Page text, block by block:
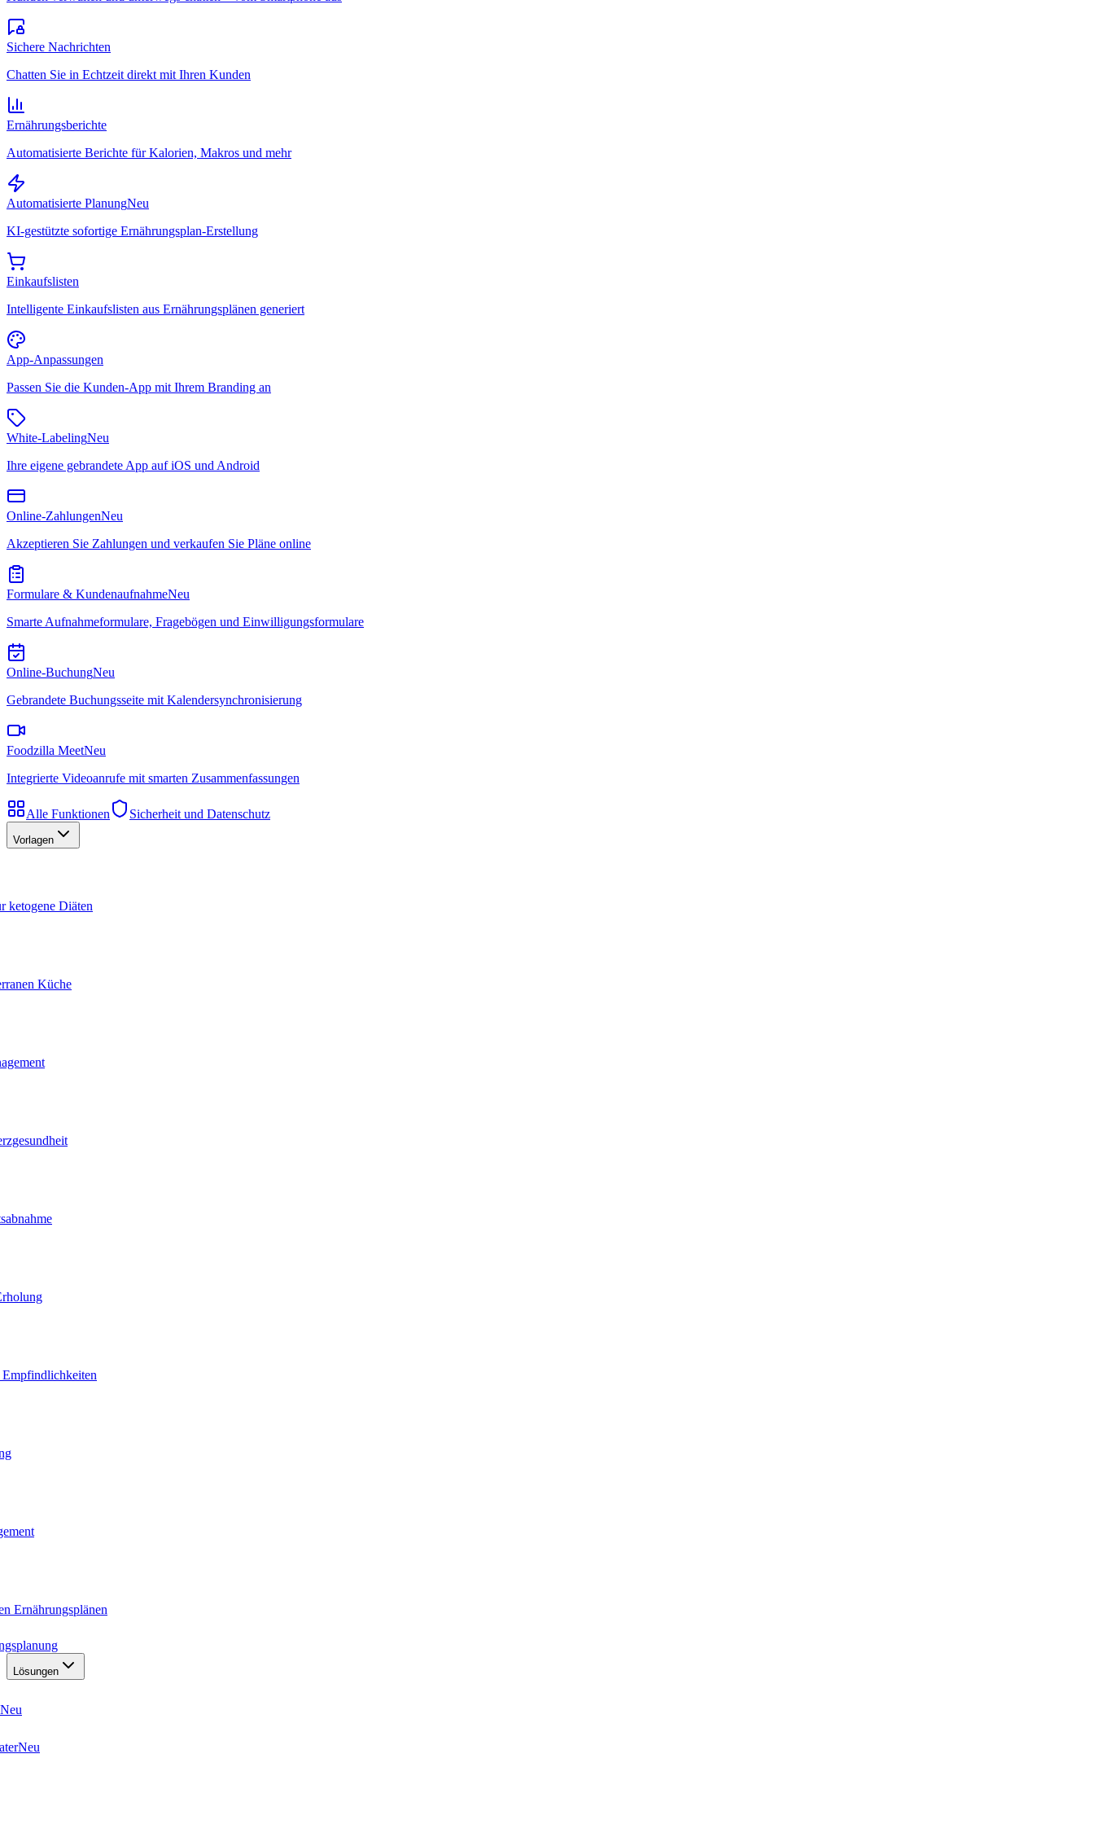
Sichere Nachrichten
Chatten Sie in Echtzeit direkt mit Ihren Kunden
Ernährungsberichte
Automatisierte Berichte für Kalorien, Makros und mehr
Automatisierte PlanungNeu
KI-gestützte sofortige Ernährungsplan-Erstellung
Einkaufslisten
Intelligente Einkaufslisten aus Ernährungsplänen generiert
App-Anpassungen
Passen Sie die Kunden-App mit Ihrem Branding an
White-LabelingNeu
Ihre eigene gebrandete App auf iOS und Android
Online-ZahlungenNeu
Akzeptieren Sie Zahlungen und verkaufen Sie Pläne online
Formulare & KundenaufnahmeNeu
Smarte Aufnahmeformulare, Fragebögen und Einwilligungsformulare
Online-BuchungNeu
Gebrandete Buchungsseite mit Kalendersynchronisierung
Foodzilla MeetNeu
Integrierte Videoanrufe mit smarten Zusammenfassungen
Alle Funktionen Sicherheit und Datenschutz
Vorlagen
ketogene Diäten
Küche
Ernährungsplänen
Lösungen
Neu
Neu